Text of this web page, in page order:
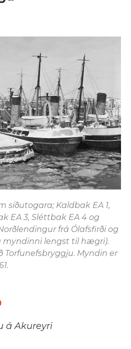
síðutogara; Kaldbak EA 1,
EA 3, Sléttbak EA 4 og
frá Ólafsfirði og
myndinni lengst til hægri).
Torfunefsbryggju. Myndin er
á Akureyri